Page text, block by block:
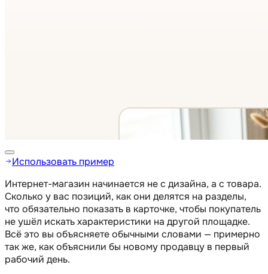
Использовать пример
Интернет-магазин начинается не с дизайна, а с товара.
Сколько у вас позиций, как они делятся на разделы,
что обязательно показать в карточке, чтобы покупатель
не ушёл искать характеристики на другой площадке.
Всё это вы объясняете обычными словами — примерно
так же, как объяснили бы новому продавцу в первый
рабочий день.